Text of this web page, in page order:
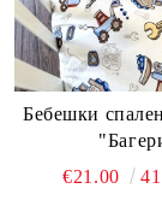
Бебешки
€21.00